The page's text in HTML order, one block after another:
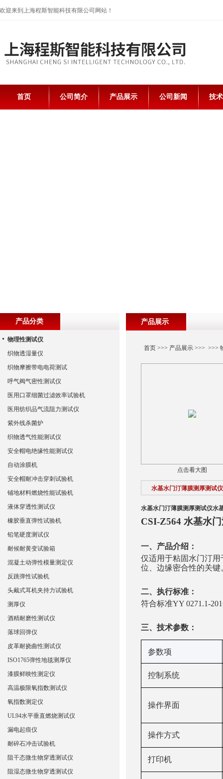
欢迎来到上海程斯智能科技有限公司网站！
首页 公司简介 产品展示 公司新闻 技
产品展示
首页>>> 产品展示>>> >>>
点击看大图
水基水门汀薄膜测厚测试仪
水基水门汀薄膜测厚测试仪水
CSI-Z564 水基水
一、产品介绍：
仅适用于粘固水门汀
位、边缘密合性的关键
二、执行标准：
符合标准YY 0271.1-
三、技术参数：
‌参数项‌
控制系统
操作界面
操作方式
打印机
产品分类
物理性测试仪
织物透湿量仪
织物摩擦带电电荷测试
呼气阀气密性测试仪
医用口罩细菌过滤效率试验机
医用纺织品气流阻力测试仪
紫外线杀菌炉
织物透气性能测试仪
安全帽电绝缘性能测试仪
自动涂膜机
安全帽耐冲击穿刺试验机
铺地材料燃烧性能试验机
液体穿透性测试仪
橡胶垂直弹性试验机
铅笔硬度测试仪
耐候耐黄变试验箱
混凝土动弹性模量测定仪
反跳弹性试验机
头戴式耳机夹持力试验机
测厚仪
酒精耐磨性测试仪
落球回弹仪
皮革耐挠曲性测试仪
ISO1765弹性地毯测厚仪
漆膜鲜映性测定仪
高温极限氧指数测试仪
氧指数测定仪
UL94水平垂直燃烧测试仪
漏电起痕仪
耐碎石冲击试验机
阻干态微生物穿透测试仪
阻湿态微生物穿透测试仪